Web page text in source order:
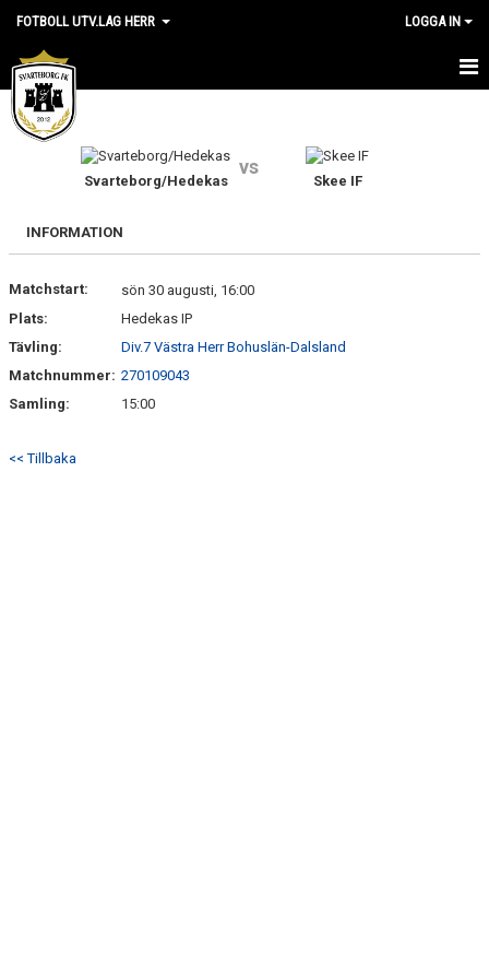
FOTBOLL UTV.LAG HERR LOGGA IN
HEM
MATCHER
TRUPPEN
BILDGALLERI
Svarteborg/Hedekas
vs
Skee IF
INFORMATION
Matchstart:
sön 30 augusti, 16:00
Plats:
Hedekas IP
Tävling:
Div.7 Västra Herr Bohuslän-Dalsland
Matchnummer: 270109043
Samling:
15:00
<< Tillbaka